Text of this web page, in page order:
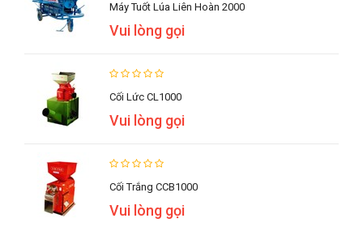
Máy Tuốt Lúa Liên Hoàn 2000
Vui lòng gọi
Cối Lức CL1000
Vui lòng gọi
Cối Trắng CCB1000
Vui lòng gọi